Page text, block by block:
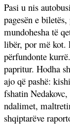
Pasi u nis
pagesën e
mundohesha të
libër, por më kot.
përfundonte
papritur. Hodha
ajo që pashë:
fshatin
ndalimet,
shqiptarëve